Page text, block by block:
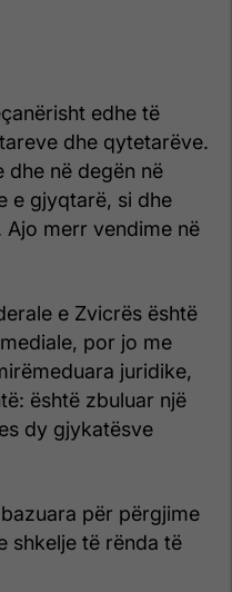
edhe të
dhe qytetarëve.
dhe në degën në
e gjyqtarë, si dhe
merr vendime në
e Zvicrës është
por jo me
juridike,
është zbuluar një
dy gjykatësve
për përgjime
shkelje të rënda të